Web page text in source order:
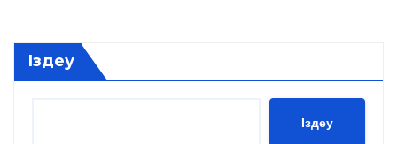
Іздеу
Іздеу